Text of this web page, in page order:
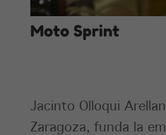
Moto Sprint
Jacinto Olloqui
Zaragoza, funda la